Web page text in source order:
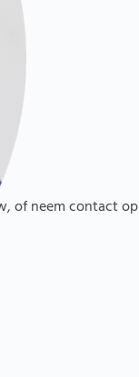
of neem contact op